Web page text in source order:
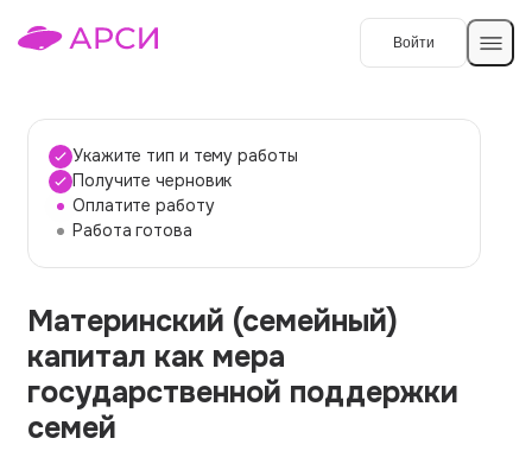
Войти
Темы работ
О сервисе
О компании
Наши гарантии
Порядок оплаты
Контакты
Укажите тип и тему работы
Получите черновик
Оплатите работу
Работа готова
Материнский (семейный)
капитал как мера
государственной поддержки
семей